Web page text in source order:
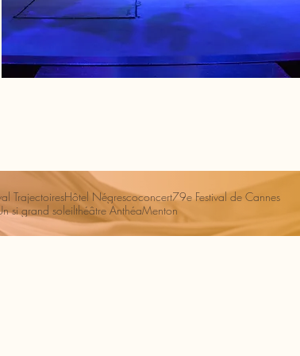
TrajectoiresHôtel Négrescoconcert79e Festival de Cannes
si grand soleilthéâtre AnthéaMenton